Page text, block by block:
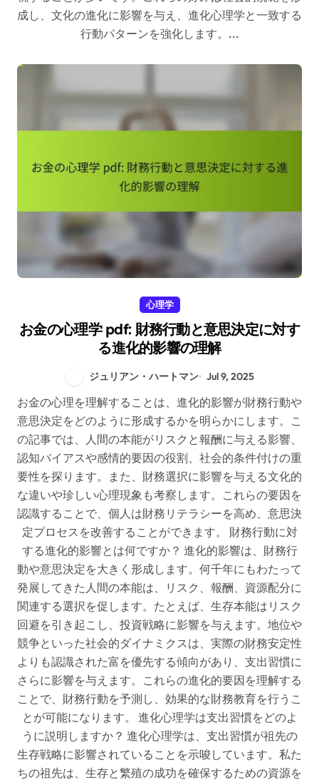
成し、文化の進化に影響を与え、進化心理学と一致する
行動パターンを強化します。...
心理学
お金の心理学 pdf: 財務行動と意思決定に対す
る進化的影響の理解
ジュリアン・ハートマン Jul 9, 2025
お金の心理を理解することは、進化的影響が財務行動や
意思決定をどのように形成するかを明らかにします。こ
の記事では、人間の本能がリスクと報酬に与える影響、
認知バイアスや感情的要因の役割、社会的条件付けの重
要性を探ります。また、財務選択に影響を与える文化的
な違いや珍しい心理現象も考察します。これらの要因を
認識することで、個人は財務リテラシーを高め、意思決
定プロセスを改善することができます。 財務行動に対
する進化的影響とは何ですか？ 進化的影響は、財務行
動や意思決定を大きく形成します。何千年にもわたって
発展してきた人間の本能は、リスク、報酬、資源配分に
関連する選択を促します。たとえば、生存本能はリスク
回避を引き起こし、投資戦略に影響を与えます。地位や
競争といった社会的ダイナミクスは、実際の財務安定性
よりも認識された富を優先する傾向があり、支出習慣に
さらに影響を与えます。これらの進化的要因を理解する
ことで、財務行動を予測し、効果的な財務教育を行うこ
とが可能になります。 進化心理学は支出習慣をどのよ
うに説明しますか？ 進化心理学は、支出習慣が祖先の
生存戦略に影響されていることを示唆しています。私た
ちの祖先は、生存と繁殖の成功を確保するための資源を